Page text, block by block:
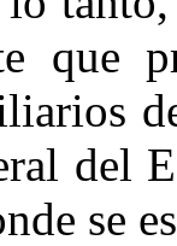
que
del
se